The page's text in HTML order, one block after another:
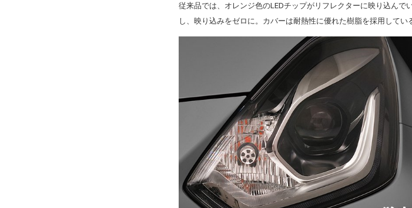
従来品では、オレンジ色のLEDチップがリフレクターに映り込んで
し、映り込みをゼロに。カバーは耐熱性に優れた樹脂を採用して